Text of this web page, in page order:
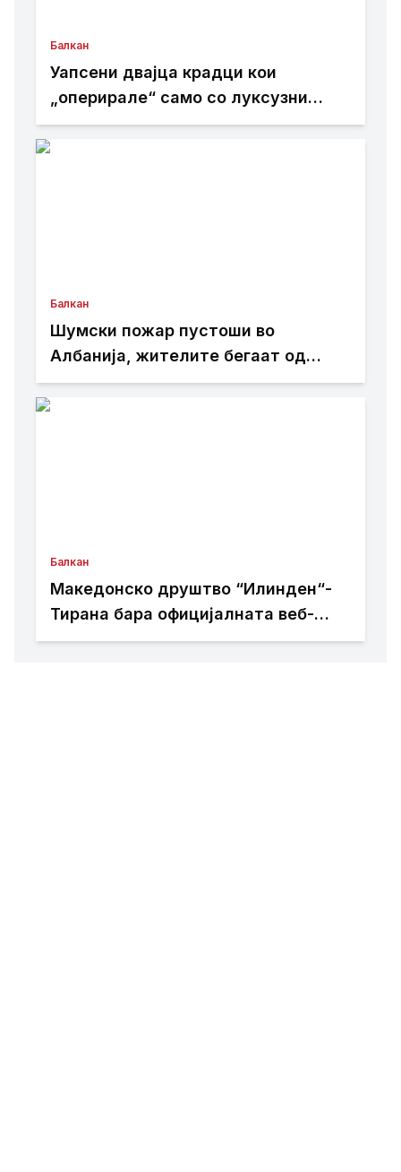
Балкан
Уапсени двајца крадци кои
„оперирале“ само со луксузни
автомобили
Балкан
Шумски пожар пустоши во
Албанија, жителите бегаат од
домовите
Балкан
Македонско друштво “Илинден“-
Тирана бара официјалната веб-
страница на Општина Пустец да